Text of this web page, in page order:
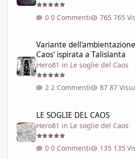
0 Commenti 765
Variante
Caos' ispirata a Talislanta
Hero81 in Le soglie del Caos
2 Commenti 87
LE SOGLIE DEL CAOS
Hero81 in Le soglie del Caos
0 Commenti 135